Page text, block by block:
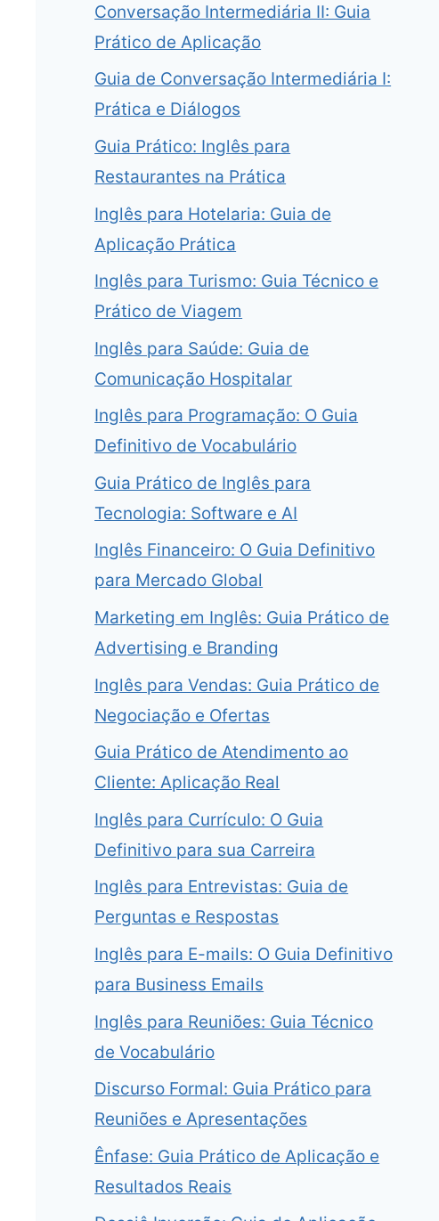
Conversação Intermediária II: Guia
Prático de Aplicação
Guia de Conversação Intermediária I:
Prática e Diálogos
Guia Prático: Inglês para
Restaurantes na Prática
Inglês para Hotelaria: Guia de
Aplicação Prática
Inglês para Turismo: Guia Técnico e
Prático de Viagem
Inglês para Saúde: Guia de
Comunicação Hospitalar
Inglês para Programação: O Guia
Definitivo de Vocabulário
Guia Prático de Inglês para
Tecnologia: Software e AI
Inglês Financeiro: O Guia Definitivo
para Mercado Global
Marketing em Inglês: Guia Prático de
Advertising e Branding
Inglês para Vendas: Guia Prático de
Negociação e Ofertas
Guia Prático de Atendimento ao
Cliente: Aplicação Real
Inglês para Currículo: O Guia
Definitivo para sua Carreira
Inglês para Entrevistas: Guia de
Perguntas e Respostas
Inglês para E-mails: O Guia Definitivo
para Business Emails
Inglês para Reuniões: Guia Técnico
de Vocabulário
Discurso Formal: Guia Prático para
Reuniões e Apresentações
Ênfase: Guia Prático de Aplicação e
Resultados Reais